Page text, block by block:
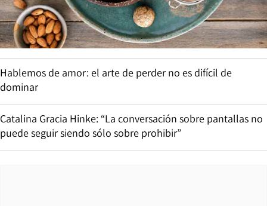
Hablemos de amor: el arte de perder no es difícil de
dominar
Catalina Gracia Hinke: “La conversación sobre pantallas no
puede seguir siendo sólo sobre prohibir”